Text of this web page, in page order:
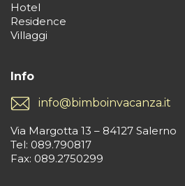
Hotel
Residence
Villaggi
Info
info@bimboinvacanza.it
Via Margotta 13 – 84127 Salerno
Tel: 089.790817
Fax: 089.2750299